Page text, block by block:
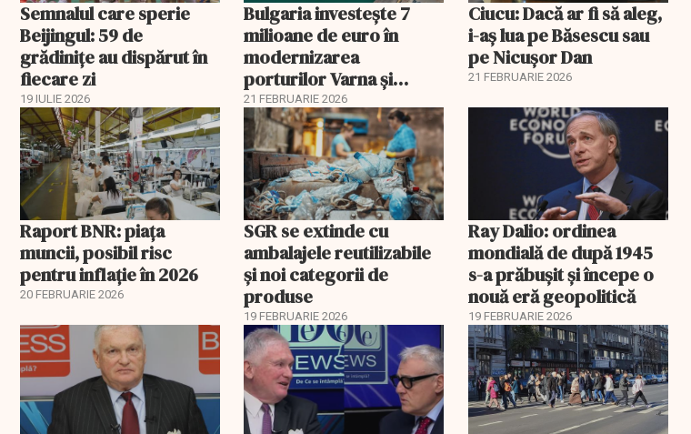
Semnalul care sperie
Beijingul: 59 de
grădinițe au dispărut în
fiecare zi
19 IULIE 2026
Bulgaria investește 7
milioane de euro în
modernizarea
porturilor Varna și
Burgas
21 FEBRUARIE 2026
Ciucu: Dacă ar fi să aleg,
i-aș lua pe Băsescu sau
pe Nicușor Dan
21 FEBRUARIE 2026
Raport BNR: piața
muncii, posibil risc
pentru inflație în 2026
20 FEBRUARIE 2026
SGR se extinde cu
ambalajele reutilizabile
și noi categorii de
produse
19 FEBRUARIE 2026
Ray Dalio: ordinea
mondială de după 1945
s-a prăbușit și începe o
nouă eră geopolitică
19 FEBRUARIE 2026
EXCLUSIV EXCLUSIV